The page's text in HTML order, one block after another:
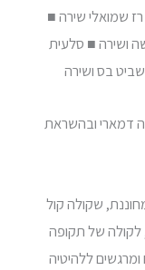
שמואלי שירה ■
ושירה ■ סלעית
שביט בס ושירה
דמארי ובהשראת
שקולה קול
לקולה של תקופה
ללהיטיה